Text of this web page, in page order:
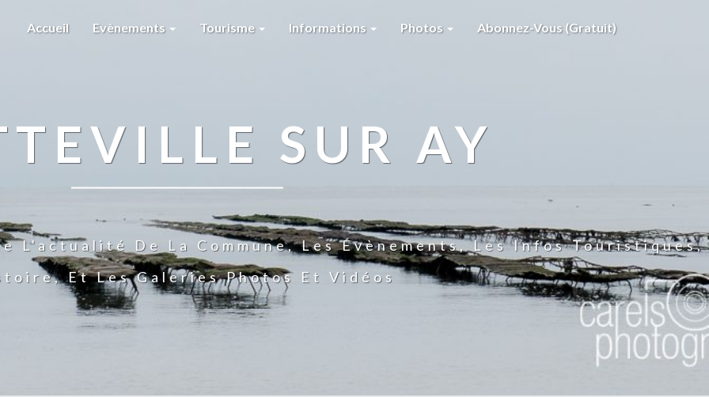
Accueil Evènements Tourisme Informations Photos Abonnez-Vous (gratuit)
SUR AY
L'actualité De La Commune, Les Évènements, Les Infos Touristiques,
Et Les Galeries Photos Et Vidéos